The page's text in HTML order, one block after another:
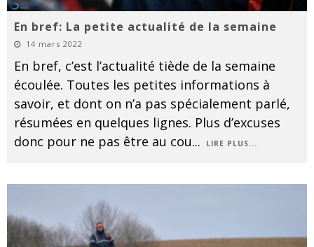
En bref: La petite actualité de la semaine
14 mars 2022
En bref, c’est l’actualité tiède de la semaine
écoulée. Toutes les petites informations à
savoir, et dont on n’a pas spécialement parlé,
résumées en quelques lignes. Plus d’excuses
donc pour ne pas être au cou... LIRE PLUS...